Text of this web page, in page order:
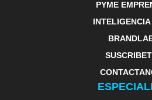
PYME
INTELIGENCIA